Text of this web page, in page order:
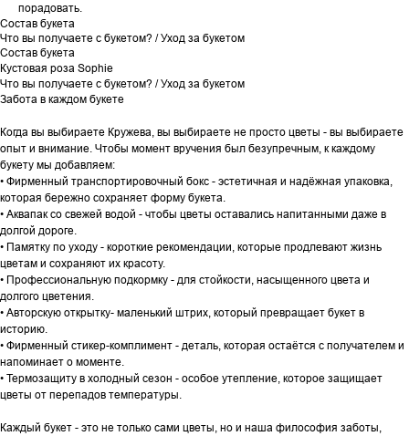
порадовать.
Состав букета
Что вы получаете с букетом? / Уход за букетом
Состав букета
Кустовая роза Sophie
Что вы получаете с букетом? / Уход за букетом
Забота в каждом букете
Когда вы выбираете Кружева, вы выбираете не просто цветы - вы выбираете
опыт и внимание. Чтобы момент вручения был безупречным, к каждому
букету мы добавляем:
• Фирменный транспортировочный бокс - эстетичная и надёжная упаковка,
которая бережно сохраняет форму букета.
• Аквапак со свежей водой - чтобы цветы оставались напитанными даже в
долгой дороге.
• Памятку по уходу - короткие рекомендации, которые продлевают жизнь
цветам и сохраняют их красоту.
• Профессиональную подкормку - для стойкости, насыщенного цвета и
долгого цветения.
• Авторскую открытку- маленький штрих, который превращает букет в
историю.
• Фирменный стикер-комплимент - деталь, которая остаётся с получателем и
напоминает о моменте.
• Термозащиту в холодный сезон - особое утепление, которое защищает
цветы от перепадов температуры.
Каждый букет - это не только сами цветы, но и наша философия заботы,